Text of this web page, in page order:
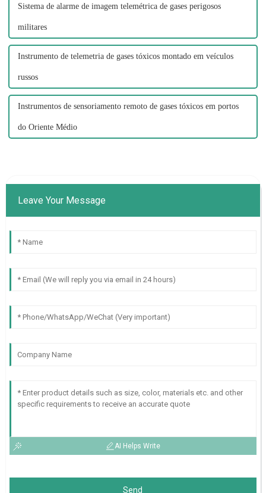
Sistema de alarme de imagem telemétrica de gases perigosos
militares
Instrumento de telemetria de gases tóxicos montado em veículos
russos
Instrumentos de sensoriamento remoto de gases tóxicos em portos
do Oriente Médio
Leave Your Message
AI Helps Write
Send